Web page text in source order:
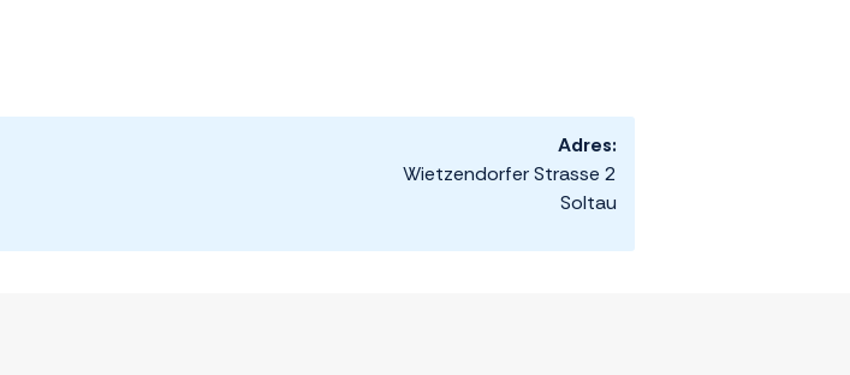
Adres:
Wietzendorfer Strasse 2
Soltau